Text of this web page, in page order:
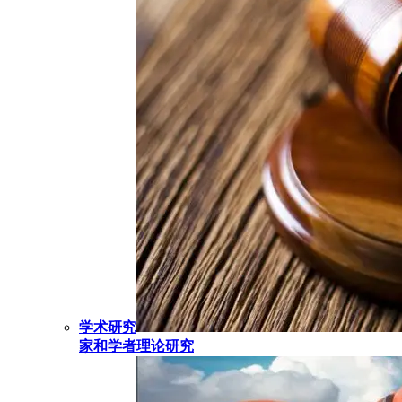
学术研究
家和学者理论研究